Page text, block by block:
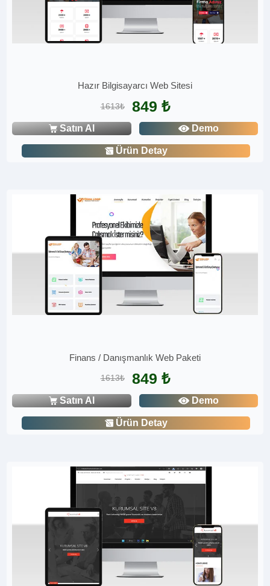
Hazır Bilgisayarcı Web Sitesi
1613₺ 849 ₺
Satın Al Demo
Ürün Detay
Finans / Danışmanlık Web Paketi
1613₺ 849 ₺
Satın Al Demo
Ürün Detay